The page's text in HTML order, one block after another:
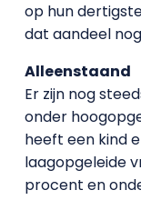
op hun
dat aandeel
Alleenstaand
Er zijn nog
onder
heeft een kind
laagopgeleide
procent en